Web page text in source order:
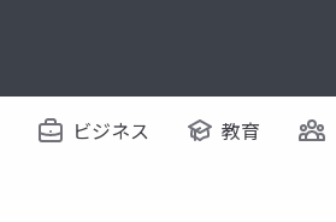
ビジネス 教育